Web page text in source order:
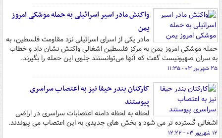
واکنش مادر اسیر اسرائیلی به حمله موشکی امروز
یمن
مادر یکی از اسرای اسرائیلی نزد مقاومت فلسطین، به
حمله موشکی امروز یمن به مرکز فلسطین اشغالی واکنش نشان داد و خطاب
به سران صهیونیست گفت که آنها می‌توانستند جلوی این حمله را بگیرند.
۲۵ شهریور ۰۳ - ۱۱:۳۵
کارکنان بندر حیفا نیز به اعتصاب سراسری
پیوستند
لحظه به لحظه دامنه اعتصابات سراسری در اراضی
اشغالی گسترده تر می شود و بخش های جدیدی به این اعتصاب می پیوندند.
۱۲ شهریور ۰۳ - ۱۲:۲۲